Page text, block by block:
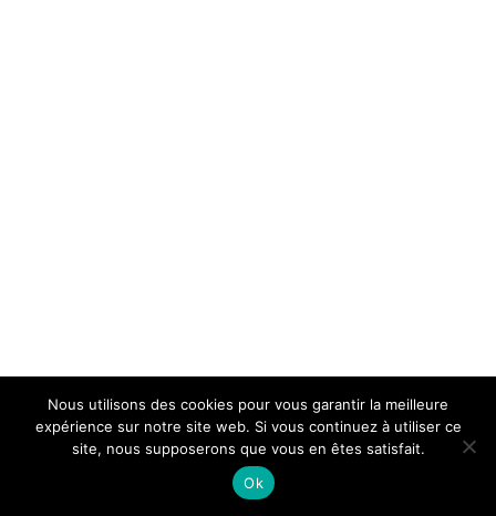
Nous utilisons des cookies pour vous garantir la meilleure
expérience sur notre site web. Si vous continuez à utiliser ce
site, nous supposerons que vous en êtes satisfait.
Ok